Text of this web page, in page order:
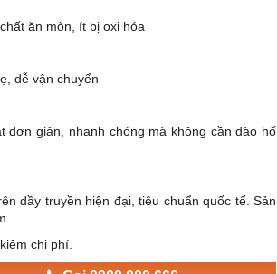
ăn mòn, ít bị oxi hóa
dễ vận chuyển
đơn giản, nhanh chóng mà không cần đào hố
dầy truyền hiện đại, tiêu chuẩn quốc tế. Sản
chi phí.